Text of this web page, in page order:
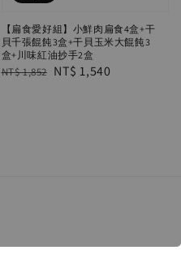
【扁食愛好組】小鮮肉扁食4盒+干
貝千張餛飩3盒+干貝玉米大餛飩3
盒+川味紅油抄手2盒
Regular
NT$ 1,852 Sale
NT$ 1,540